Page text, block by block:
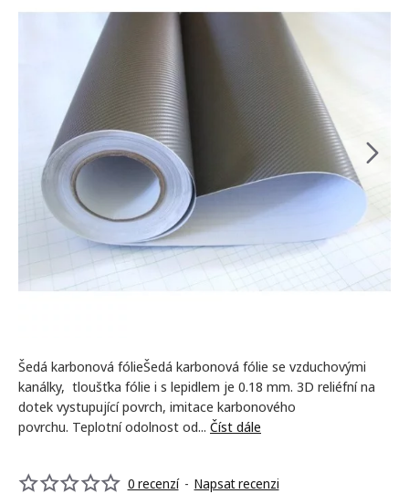
Šedá karbonová fólieŠedá karbonová fólie se vzduchovými
kanálky, tloušťka fólie i s lepidlem je 0.18 mm. 3D reliéfní na
dotek vystupující povrch, imitace karbonového
povrchu. Teplotní odolnost od... Číst dále
0 recenzí - Napsat recenzi